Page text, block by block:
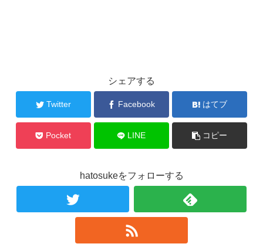
シェアする
Twitter Facebook はてブ
Pocket LINE コピー
hatosukeをフォローする